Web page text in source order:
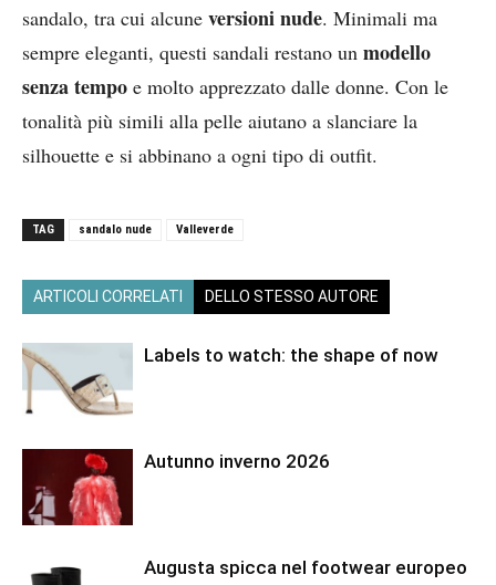
sandalo, tra cui alcune versioni nude. Minimali ma
sempre eleganti, questi sandali restano un modello
senza tempo e molto apprezzato dalle donne. Con le
tonalità più simili alla pelle aiutano a slanciare la
silhouette e si abbinano a ogni tipo di outfit.
TAG sandalo nude Valleverde
ARTICOLI CORRELATI DELLO STESSO AUTORE
Labels to watch: the shape of now
Autunno inverno 2026
Augusta spicca nel footwear europeo